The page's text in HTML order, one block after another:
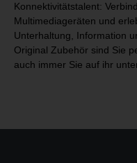
Konnektivitätstalent:
Multimediageräten und
Unterhaltung, Information
Original Zubehör sind Sie
auch immer Sie auf ihr